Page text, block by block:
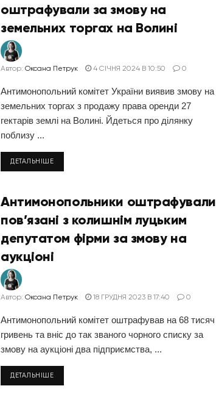
оштрафували за змову на
земельних торгах на Волині
Автор: Оксана Петрук 4 СІЧНЯ 2024 В 10:50 0
Антимонопольний комітет України виявив змову на
земельних торгах з продажу права оренди 27
гектарів землі на Волині. Йдеться про ділянку
поблизу ...
ДЕТАЛЬНІШЕ
Антимонопольники оштрафували
пов’язані з колишнім луцьким
депутатом фірми за змову на
аукціоні
Автор: Оксана Петрук 18 ГРУДНЯ 2023 В 17:40 0
Антимонопольний комітет оштрафував на 68 тисяч
гривень та вніс до так званого чорного списку за
змову на аукціоні два підприємства, ...
ДЕТАЛЬНІШЕ